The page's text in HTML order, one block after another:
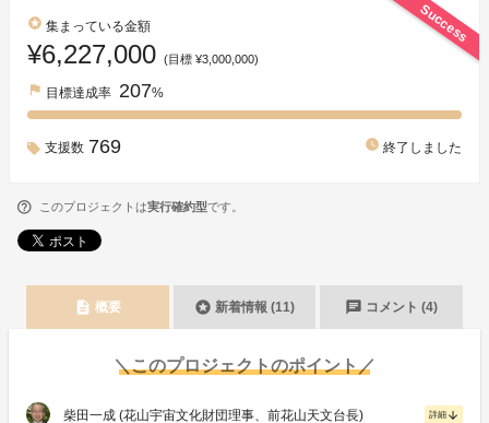
Success
stars 集まっている金額
¥6,227,000 (目標 ¥3,000,000)
flag 目標達成率 207%
支援数 769 watch_later 終了しました
このプロジェクトは実行確約型です。
description 概要 stars 新着情報 (11) chat コメント (4)
＼このプロジェクトのポイント／
柴田一成 (花山宇宙文化財団理事、前花山天文台長) 詳細 arrow_downward